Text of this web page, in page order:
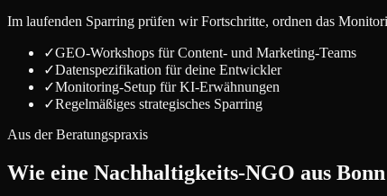
Im laufenden Sparring prüfen wir Fortschritte, ordnen das
✓GEO-Workshops für Content- und Marketing-Teams
✓Datenspezifikation für deine Entwickler
✓Monitoring-Setup für KI-Erwähnungen
✓Regelmäßiges strategisches Sparring
Aus der Beratungspraxis
Wie eine Nachhaltigkeits-NGO aus